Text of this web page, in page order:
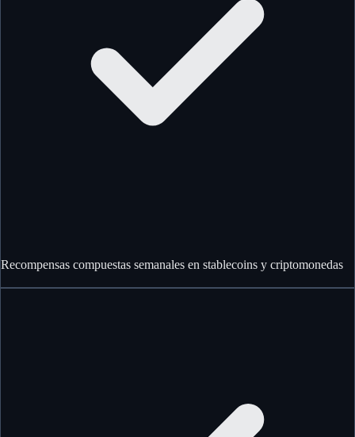
Recompensas compuestas semanales en stablecoins y criptomonedas